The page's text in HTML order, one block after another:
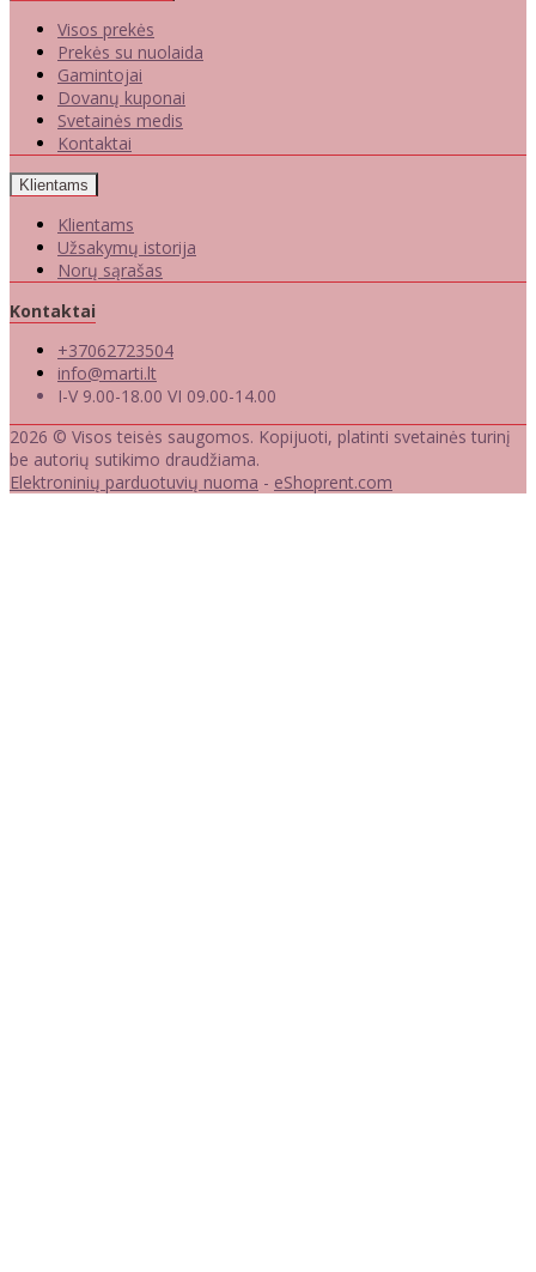
Visos prekės
Prekės su nuolaida
Gamintojai
Dovanų kuponai
Svetainės medis
Kontaktai
Klientams
Klientams
Užsakymų istorija
Norų sąrašas
Kontaktai
+37062723504
info@marti.lt
I-V 9.00-18.00 VI 09.00-14.00
2026 © Visos teisės saugomos. Kopijuoti, platinti svetainės turinį
be autorių sutikimo draudžiama.
Elektroninių parduotuvių nuoma - eShoprent.com